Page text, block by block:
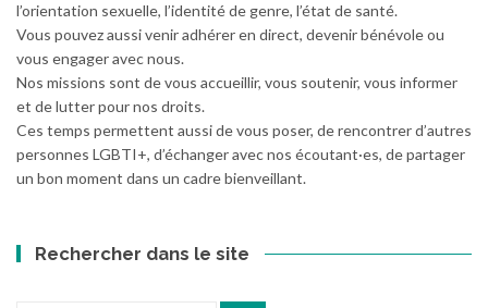
l’orientation sexuelle, l’identité de genre, l’état de santé.
Vous pouvez aussi venir adhérer en direct, devenir bénévole ou
vous engager avec nous.
Nos missions sont de vous accueillir, vous soutenir, vous informer
et de lutter pour nos droits.
Ces temps permettent aussi de vous poser, de rencontrer d’autres
personnes LGBTI+, d’échanger avec nos écoutant·es, de partager
un bon moment dans un cadre bienveillant.
Rechercher dans le site